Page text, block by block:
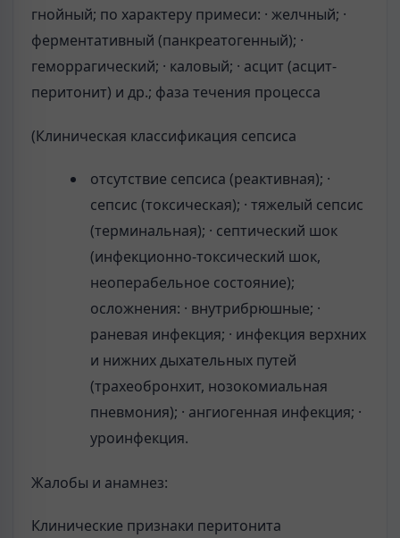
гнойный; по характеру примеси: · желчный; ·
ферментативный (панкреатогенный); ·
геморрагический; · каловый; · асцит (асцит-
перитонит) и др.; фаза течения процесса
(Клиническая классификация сепсиса
отсутствие сепсиса (реактивная); ·
сепсис (токсическая); · тяжелый сепсис
(терминальная); · септический шок
(инфекционно-токсический шок,
неоперабельное состояние);
осложнения: · внутрибрюшные; ·
раневая инфекция; · инфекция верхних
и нижних дыхательных путей
(трахеобронхит, нозокомиальная
пневмония); · ангиогенная инфекция; ·
уроинфекция.
Жалобы и анамнез:
Клинические признаки перитонита